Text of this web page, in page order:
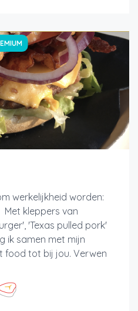
werkelijkheid worden:
kleppers van
'Texas pulled pork'
ik samen met mijn
food tot bij jou. Verwen